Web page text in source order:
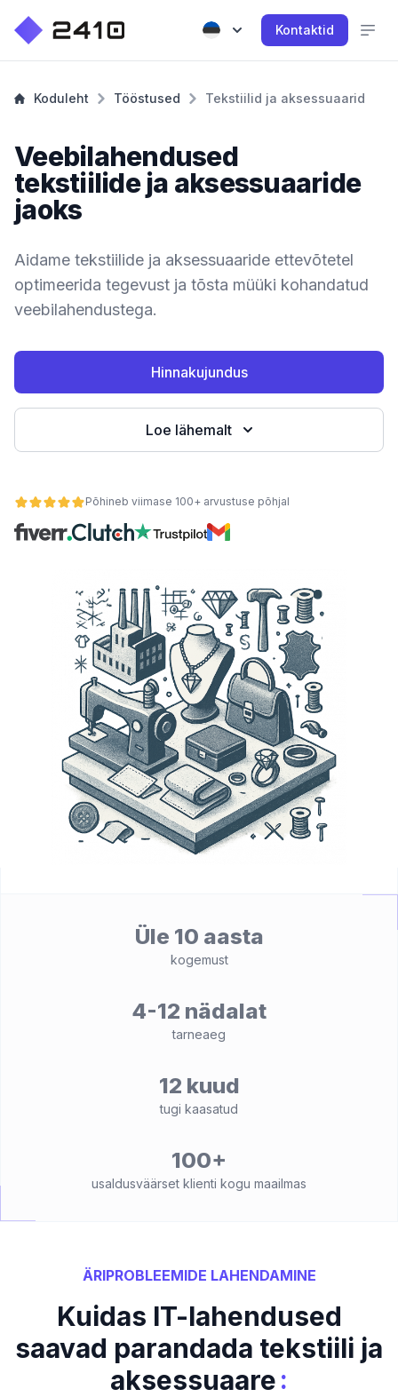
Kontaktid
Koduleht Tööstused Tekstiilid ja aksessuaarid
Veebilahendused
tekstiilide ja aksessuaaride
jaoks
Aidame tekstiilide ja aksessuaaride ettevõtetel
optimeerida tegevust ja tõsta müüki kohandatud
veebilahendustega.
Hinnakujundus
Loe lähemalt
Põhineb viimase 100+ arvustuse põhjal
Üle 10 aasta
kogemust
4-12 nädalat
tarneaeg
12 kuud
tugi kaasatud
100+
usaldusväärset klienti kogu maailmas
ÄRIPROBLEEMIDE LAHENDAMINE
Kuidas IT-lahendused
saavad parandada tekstiili ja
aksessuaare: